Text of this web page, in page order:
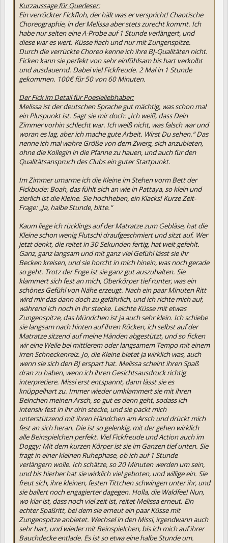
Kurzaussage für Querleser:
Ein verrückter Fickfloh, der hält was er verspricht! Chaotische
Choreographie, in der Melissa aber stets zurecht kommt. Ich
habe nur selten eine A-Probe auf 1 Stunde verlängert, und
diese war es wert. Küsse flach und nur mit Zungenspitze.
Durch die verrückte Choreo kenne ich ihre BJ-Qualitäten nicht.
Ficken kann sie perfekt von sehr einfühlsam bis hart verkolbt
und ausdauernd. Dabei viel Fickfreude. 2 Mal in 1 Stunde
gekommen. 100€ für 50 von 60 Minuten.
Der Fick im Detail für Poesieliebhaber:
Melissa ist der deutschen Sprache gut mächtig, was schon mal
ein Pluspunkt ist. Sagt sie mir doch: „Ich weiß, dass Dein
Zimmer vorhin schlecht war. Ich weiß nicht, was falsch war und
woran es lag, aber ich mache gute Arbeit. Wirst Du sehen.“ Das
nenne ich mal wahre Größe von dem Zwerg, sich anzubieten,
ohne die Kollegin in die Pfanne zu hauen, und auch für den
Qualitätsanspruch des Clubs ein guter Startpunkt.
Im Zimmer umarme ich die Kleine im Stehen vorm Bett der
Fickbude: Boah, das fühlt sich an wie in Pattaya, so klein und
zierlich ist die Kleine. Sie hochheben, ein Klacks! Kurze Zeit-
Frage: „Ja, halbe Stunde, bitte.“
Kaum liege ich rücklings auf der Matratze zum Gebläse, hat die
Kleine schon wenig Flutschi draufgeschmiert und sitzt auf. Wer
jetzt denkt, die reitet in 30 Sekunden fertig, hat weit gefehlt.
Ganz, ganz langsam und mit ganz viel Gefühl lässt sie ihr
Becken kreisen, und sie horcht in mich hinein, was noch gerade
so geht. Trotz der Enge ist sie ganz gut auszuhalten. Sie
klammert sich fest an mich, Oberkörper tief runter, was ein
schönes Gefühl von Nähe erzeugt. Nach ein paar Minuten Ritt
wird mir das dann doch zu gefährlich, und ich richte mich auf,
während ich noch in ihr stecke. Leichte Küsse mit etwas
Zungenspitze, das Mündchen ist ja auch sehr klein. Ich schiebe
sie langsam nach hinten auf ihren Rücken, ich selbst auf der
Matratze sitzend auf meine Händen abgestützt, und so ficken
wir eine Weile bei mittlerem oder langsamem Tempo mit einem
irren Schneckenreiz. Jo, die Kleine bietet ja wirklich was, auch
wenn sie sich den BJ erspart hat. Melissa scheint ihren Spaß
dran zu haben, wenn ich ihren Gesichtsausdruck richtig
interpretiere. Missi erst entspannt, dann lässt sie es
knüppelhart zu. Immer wieder umklammert sie mit ihren
Beinchen meinen Arsch, so gut es denn geht, sodass ich
intensiv fest in ihr drin stecke, und sie packt mich
unterstützend mit ihren Händchen am Arsch und drückt mich
fest an sich heran. Die ist so gelenkig, mit der gehen wirklich
alle Beinspielchen perfekt. Viel Fickfreude und Action auch im
Doggy: Mit dem kurzen Körper ist sie im Ganzen tief unten. Sie
fragt in einer kleinen Ruhephase, ob ich auf 1 Stunde
verlängern wolle. Ich schätze, so 20 Minuten werden um sein,
und bis hierher hat sie wirklich viel geboten, und willige ein. Sie
freut sich, ihre kleinen, festen Tittchen schwingen unter ihr, und
sie ballert noch engagierter dagegen. Holla, die Waldfee! Nun,
wo klar ist, dass noch viel zeit ist, reitet Melissa erneut. Ein
echter Spaßritt, bei dem sie erneut ein paar Küsse mit
Zungenspitze anbietet. Wechsel in den Missi, irgendwann auch
sehr hart, und wieder mit Beinspielchen, bis ich mich auf ihrer
Bauchdecke entlade. Es ist so etwa eine halbe Stunde um.